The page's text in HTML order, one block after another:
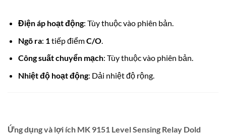
Điện áp hoạt động: Tùy thuộc vào phiên bản.
Ngõ ra: 1 tiếp điểmC/O.
Công suất chuyển mạch: Tùy thuộc vào phiên bản.
Nhiệt độ hoạt động: Dải nhiệt độ rộng.
Ứng dụng và lợi ích MK 9151 Level Sensing Relay Dold